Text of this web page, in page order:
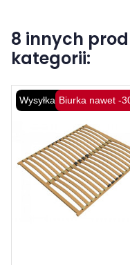
8 innych
kategorii:
Wysyłka 48HBiurka nawet -